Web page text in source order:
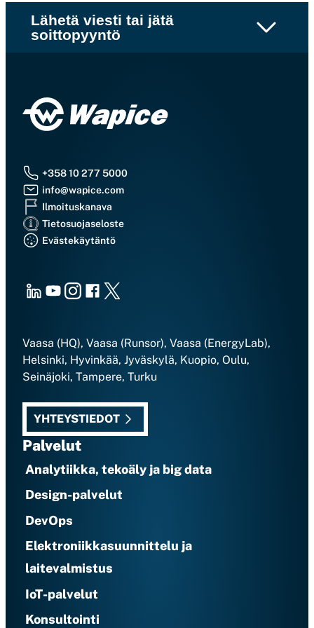
Lähetä viesti tai jätä
soittopyyntö
+358 10 277 5000
info@wapice.com
Ilmoituskanava
Tietosuojaseloste
Evästekäytäntö
LinkedInYoutubeInstagram
Facebook
X
Vaasa (HQ), Vaasa (Runsor), Vaasa (EnergyLab),
Helsinki, Hyvinkää, Jyväskylä, Kuopio, Oulu,
Seinäjoki, Tampere, Turku
YHTEYSTIEDOT
Palvelut
Analytiikka, tekoäly ja big data
Design-palvelut
DevOps
Elektroniikkasuunnittelu ja
laitevalmistus
IoT-palvelut
Konsultointi